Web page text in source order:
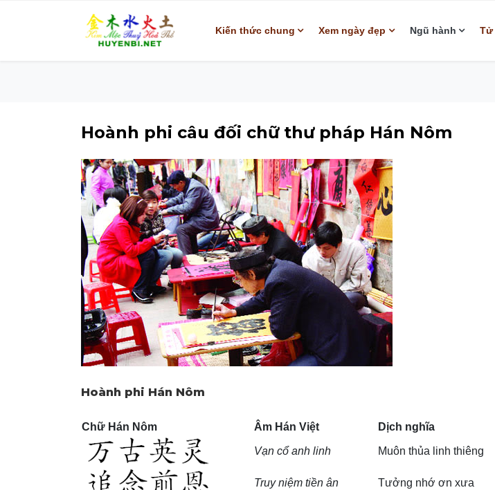
Kiến thức chung Xem ngày đẹp Ngũ hành Tử
Hoành phi câu đối chữ thư pháp Hán Nôm
Hoành phi Hán Nôm
Chữ Hán Nôm Âm Hán Việt Dịch nghĩa
Vạn cổ anh linh Muôn thủa linh thiêng
Truy niệm tiền ân Tưởng nhớ ơn xưa